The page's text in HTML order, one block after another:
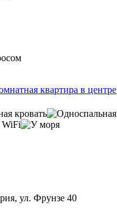
квартира в центре
ул. Фрунзе 40